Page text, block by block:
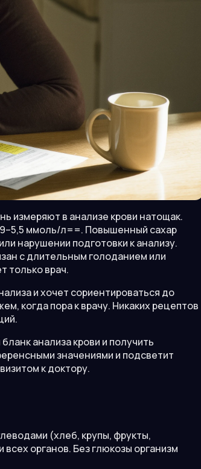
измеряют в анализе крови натощак.
ммоль/л==. Повышенный сахар
нарушении подготовки к анализу.
с длительным голоданием или
только врач.
и хочет сориентироваться до
когда пора к врачу. Никаких рецептов
анализа крови и получить
значениями и подсветит
к доктору.
(хлеб, крупы, фрукты,
органов. Без глюкозы организм